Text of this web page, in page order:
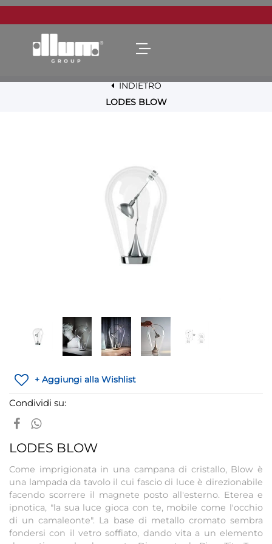
Open menu
INDIETRO
LODES BLOW
+ Aggiungi alla Wishlist
Condividi su:
LODES BLOW
Come imprigionata in una campana di cristallo, Blow è
una lampada da tavolo il cui fascio di luce è direzionabile
facendo scorrere il magnete posto all'esterno. Eterea e
ipnotica, "la sua luce gioca con te, mobile come l'occhio
di un camaleonte". La base di metallo cromato sembra
fondersi con il vetro soffiato, dando vita a un elemento